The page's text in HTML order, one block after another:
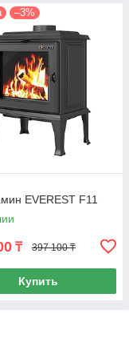
–3%
EVEREST F11
₸ 397 100 ₸
Купить